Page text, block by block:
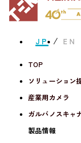
JP EN
TOP
ソリューション
産業用カメラ
ガルバノスキャ
製品情報